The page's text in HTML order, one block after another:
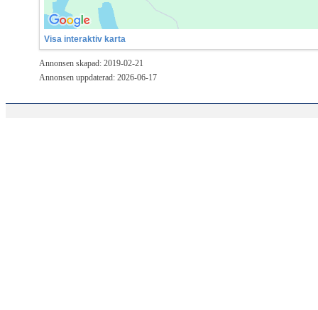
Visa interaktiv karta
Annonsen skapad: 2019-02-21
Annonsen uppdaterad: 2026-06-17